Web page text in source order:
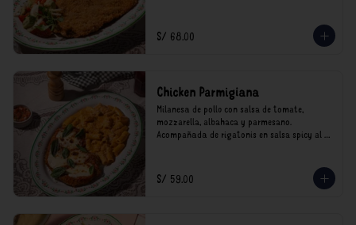
incluyen impuestos de ley y recargo al
consumo.
S/ 68.00
Chicken Parmigiana
Milanesa de pollo con salsa de tomate,
mozzarella, albahaca y parmesano.
Acompañada de rigatonis en salsa spicy al
*Nuestros precios están expresados en soles e
incluyen impuestos de ley y recargo al
S/ 59.00